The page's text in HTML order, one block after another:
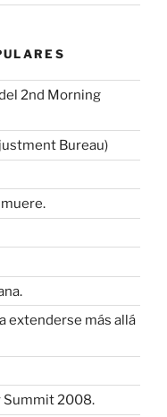
2nd Morning
Bureau)
extenderse más allá
Summit 2008.